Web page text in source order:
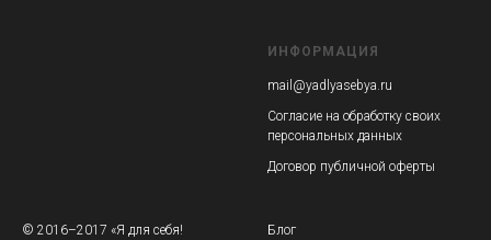
ИНФОРМАЦИЯ
mail@yadlyasebya.ru
Согласие на обработку своих
персональных данных
Договор публичной оферты
© 2016–2017 «Я для себя!
Блог